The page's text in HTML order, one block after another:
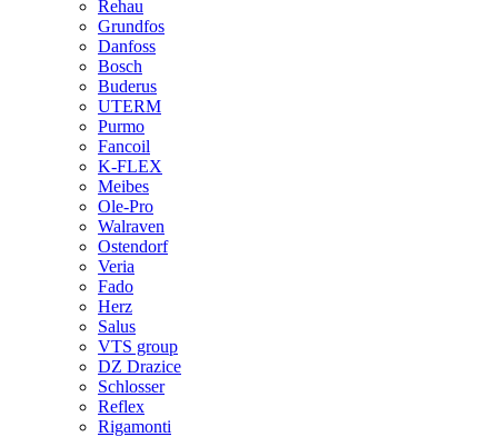
Rehau
Grundfos
Danfoss
Bosch
Buderus
UTERM
Purmo
Fancoil
K-FLEX
Meibes
Ole-Pro
Walraven
Ostendorf
Veria
Fado
Herz
Salus
VTS group
DZ Drazice
Schlosser
Reflex
Rigamonti